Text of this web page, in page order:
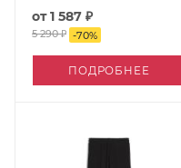
от1 587 ₽
5 290 ₽ -70%
ПОДРОБНЕЕ